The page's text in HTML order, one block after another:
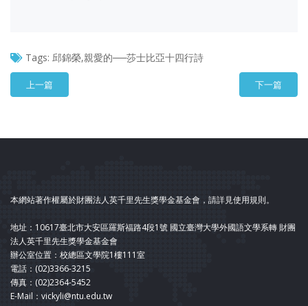
Tags: 邱錦榮,親愛的──莎士比亞十四行詩
上一篇 下一篇
本網站著作權屬於財團法人英千里先生獎學金基金會，請詳見使用規則。
地址：10617臺北市大安區羅斯福路4段1號 國立臺灣大學外國語文學系轉 財團
法人英千里先生獎學金基金會
辦公室位置：校總區文學院1樓111室
電話：(02)3366-3215
傳真：(02)2364-5452
E-Mail：vickyli@ntu.edu.tw